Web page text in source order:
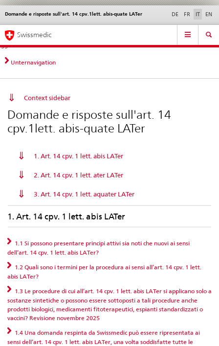
Navigazione
diretta:
novità,
aspetti
contatto
Novità &
norme
Contatto | Supporto &
aiuto
Domande e risposte sull'art. 14 cpv.1lett. abis-quate LATer DE FR IT EN
Service
Navigation
Swissmedic
Unternavigation
Context sidebar
Domande e risposte sull'art. 14
cpv.1lett. abis-quate LATer
1. Art. 14 cpv. 1 lett. abis LATer
2. Art. 14 cpv. 1 lett. ater LATer
3. Art. 14 cpv. 1 lett. aquater LATer
1. Art. 14 cpv. 1 lett. abis LATer
1.1 Si possono presentare principi attivi sia noti che nuovi ai sensi
dell’art. 14 cpv. 1 lett. abis LATer?
1.2 Quali sono i termini per la procedura ai sensi all’art. 14 cpv. 1 lett.
abis LATer?
1.3 Le procedure di cui all’art. 14 cpv. 1 lett. abis LATer si applicano solo a
sostanze sintetiche o possono essere sottoposti a tali procedure anche
prodotti biologici, medicamenti fitoterapeutici, espianti standardizzati o
vaccini? Revisione novembre 2025
1.4 Una domanda respinta da Swissmedic può essere ripresentata ai
sensi dell’art. 14 cpv. 1 lett. abis LATer, una volta soddisfatte tutte le